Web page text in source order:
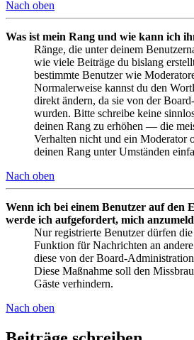
Nach oben
Was ist mein Rang und wie kann ich
Ränge, die unter deinem
wie viele Beiträge du bislang
bestimmte Benutzer wie
Normalerweise kannst du den
direkt ändern, da sie von der
wurden. Bitte schreibe keine
deinen Rang zu erhöhen — die
Verhalten nicht und ein Moderator
deinen Rang unter Umständen
Nach oben
Wenn ich bei einem Benutzer auf den
werde ich aufgefordert, mich
Nur registrierte Benutzer dürfen
Funktion für Nachrichten an
diese von der Board-
Diese Maßnahme soll den
Gäste verhindern.
Nach oben